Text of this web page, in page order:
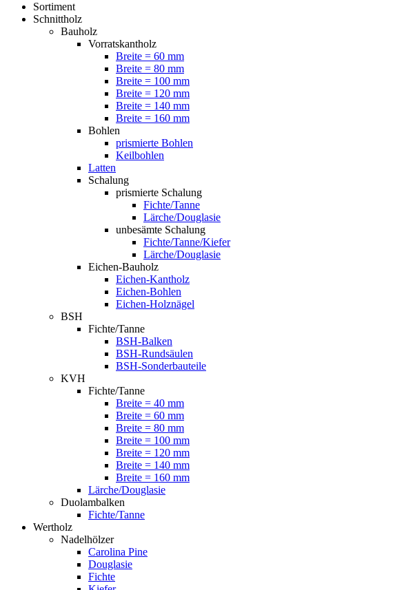
Sortiment
Schnittholz
Bauholz
Vorratskantholz
Breite = 60 mm
Breite = 80 mm
Breite = 100 mm
Breite = 120 mm
Breite = 140 mm
Breite = 160 mm
Bohlen
prismierte Bohlen
Keilbohlen
Latten
Schalung
prismierte Schalung
Fichte/Tanne
Lärche/Douglasie
unbesämte Schalung
Fichte/Tanne/Kiefer
Lärche/Douglasie
Eichen-Bauholz
Eichen-Kantholz
Eichen-Bohlen
Eichen-Holznägel
BSH
Fichte/Tanne
BSH-Balken
BSH-Rundsäulen
BSH-Sonderbauteile
KVH
Fichte/Tanne
Breite = 40 mm
Breite = 60 mm
Breite = 80 mm
Breite = 100 mm
Breite = 120 mm
Breite = 140 mm
Breite = 160 mm
Lärche/Douglasie
Duolambalken
Fichte/Tanne
Wertholz
Nadelhölzer
Carolina Pine
Douglasie
Fichte